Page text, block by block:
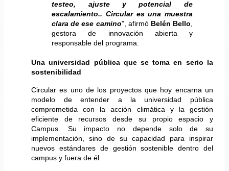
testeo, ajuste y potencial de
escalamiento.. Circular es una muestra
clara de ese camino”, afirmó Belén Bello,
gestora de innovación abierta y
responsable del programa.
Una universidad pública que se toma en serio la
sostenibilidad
Circular es uno de los proyectos que hoy encarna un
modelo de entender a la universidad pública
comprometida con la acción climática y la gestión
eficiente de recursos desde su propio espacio y
Campus. Su impacto no depende solo de su
implementación, sino de su capacidad para inspirar
nuevos estándares de gestión sostenible dentro del
campus y fuera de él.